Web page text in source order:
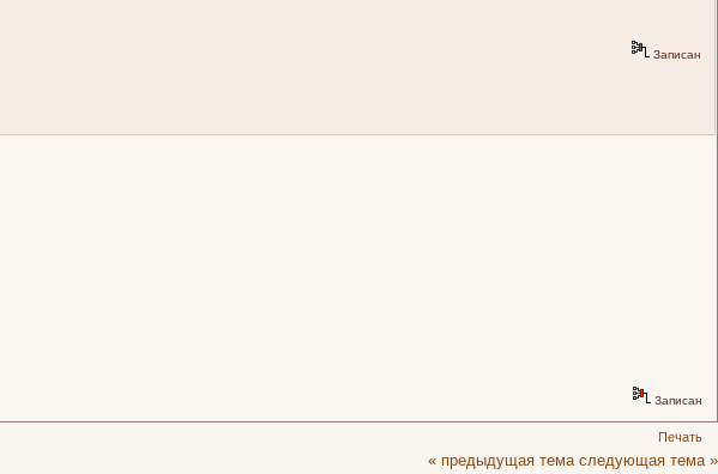
Записан
Записан
Печать
« предыдущая тема следующая тема »